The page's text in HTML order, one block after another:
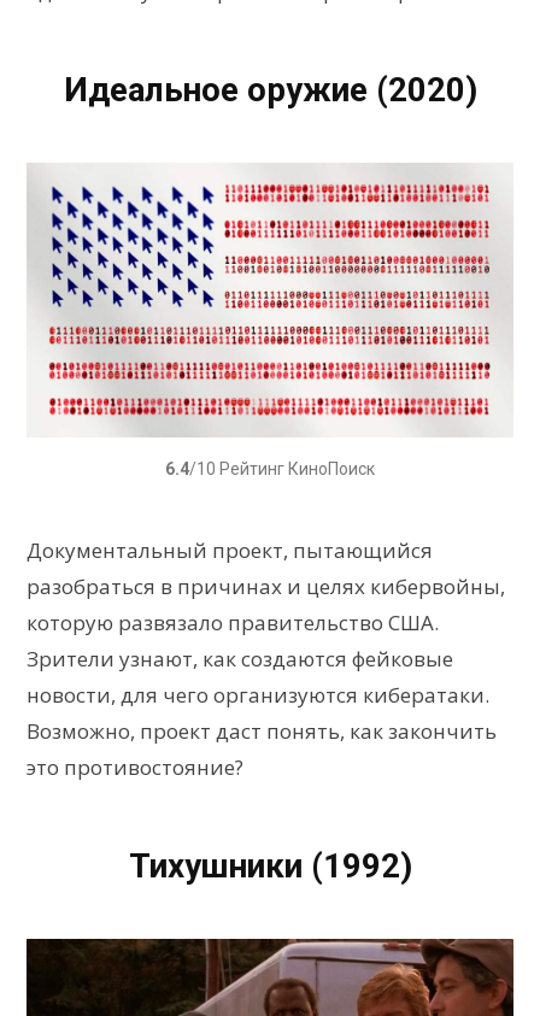
Идеальное оружие (2020)
6.4/10 Рейтинг КиноПоиск
Документальный проект, пытающийся
разобраться в причинах и целях кибервойны,
которую развязало правительство США.
Зрители узнают, как создаются фейковые
новости, для чего организуются кибератаки.
Возможно, проект даст понять, как закончить
это противостояние?
Тихушники (1992)